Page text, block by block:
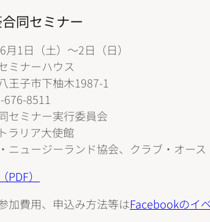
同セミナー
1日（土）〜2日（日）
ナーハウス
市下柚木1987-1
8511
ミナー実行委員会
リア大使館
ュージーランド協会、クラブ・オース
）
加費用、申込み方法等はFacebookのイ